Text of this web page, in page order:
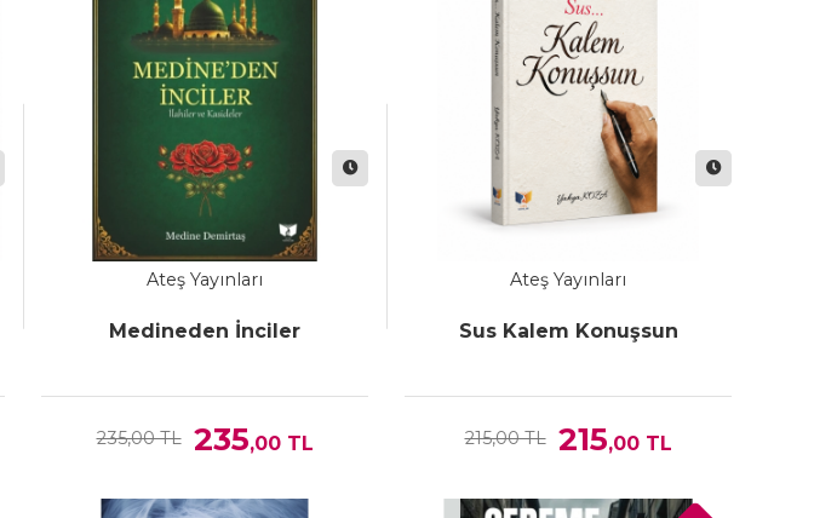
Ateş Yayınları
Medineden İnciler
235,00 TL 235,00TL
Ateş Yayınları
Sus Kalem Konuşsun
215,00 TL 215,00TL